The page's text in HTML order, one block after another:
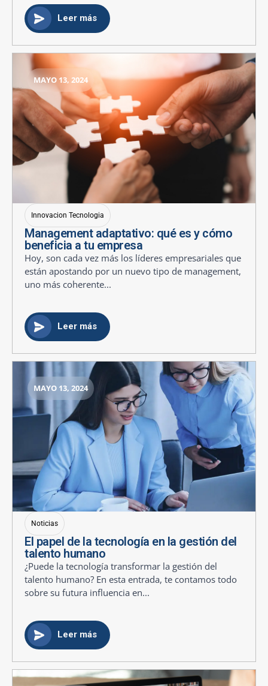
Leer más
MAYO 13, 2024
Innovacion Tecnologia
Management adaptativo: qué es y cómo
beneficia a tu empresa
Hoy, son cada vez más los líderes empresariales que
están apostando por un nuevo tipo de management,
uno más coherente...
Leer más
MAYO 13, 2024
Noticias
El papel de la tecnología en la gestión del
talento humano
¿Puede la tecnología transformar la gestión del
talento humano? En esta entrada, te contamos todo
sobre su futura influencia en...
Leer más